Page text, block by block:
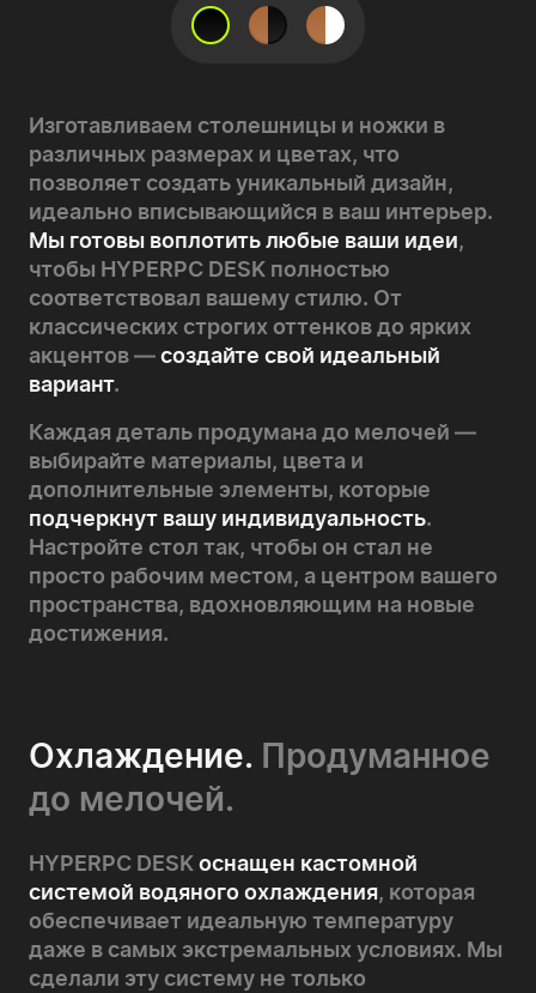
Изготавливаем столешницы и ножки в
различных размерах и цветах, что
позволяет создать уникальный дизайн,
идеально вписывающийся в ваш интерьер.
Мы готовы воплотить любые ваши идеи,
чтобы HYPERPC DESK полностью
соответствовал вашему стилю. От
классических строгих оттенков до ярких
акцентов —создайте свой идеальный
вариант.
Каждая деталь продумана до мелочей —
выбирайте материалы, цвета и
дополнительные элементы, которые
подчеркнут вашу индивидуальность.
Настройте стол так, чтобы он стал не
просто рабочим местом, а центром вашего
пространства, вдохновляющим на новые
достижения.
Охлаждение. Продуманное
до мелочей.
HYPERPC DESKоснащен кастомной
системой водяного охлаждения, которая
обеспечивает идеальную температуру
даже в самых экстремальных условиях. Мы
сделали эту систему не только